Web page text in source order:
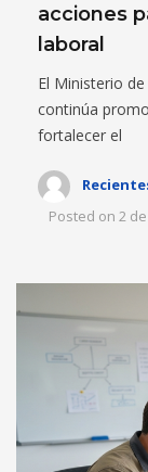
acciones
laboral
El Ministerio
continúa
fortalecer el
Posted on 2